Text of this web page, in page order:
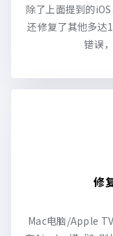
除了上面提到的
还修复了其他多达
错误
修
Mac电脑/Apple